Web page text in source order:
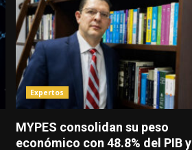
Expertos
MYPES consolidan su peso
económico con 48.8% del PIB y